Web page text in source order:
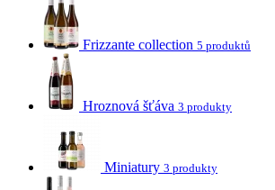
Frizzante collection 5 produktů
Hroznová šťáva 3 produkty
Miniatury 3 produkty